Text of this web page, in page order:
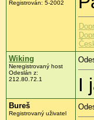
Registrován: 5-2002
Wiking
Neregistrovaný host
Odeslán z:
212.80.72.1
I
Bureš
Registrovaný uživatel